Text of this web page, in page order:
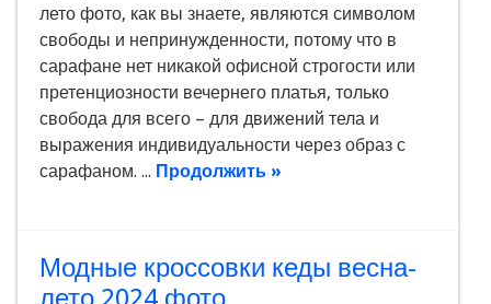
лето фото, как вы знаете, являются символом
свободы и непринужденности, потому что в
сарафане нет никакой офисной строгости или
претенциозности вечернего платья, только
свобода для всего – для движений тела и
выражения индивидуальности через образ с
сарафаном. ... Продолжить »
Модные кроссовки кеды весна-